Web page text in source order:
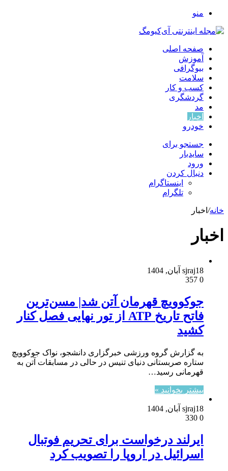
منو
صفحه اصلی
آموزش
بیوگرافی
سلامت
کسب و کار
گردشگری
مد
اخبار
خودرو
جستجو برای
سایدبار
ورود
دنبال کردن
اینستاگرام
تلگرام
خانه/ اخبار
اخبار
sjraj18 آبان, 1404
0
جوکوویچ قهرمان آتن شد| مسن‌ترین
فاتح تاریخ ATP از تور نهایی فصل کنار
کشید
به گزارش گروه ورزشی خبرگزاری دانشجو، نواک جوکوویچ
ستاره صربستانی دنیای تنیس در حالی در مسابقات آتن به
قهرمانی رسید…
بیشتر بخوانید »
sjraj18 آبان, 1404
0
ایرلند درخواست برای تحریم فوتبال
اسرائیل در اروپا را تصویب کرد